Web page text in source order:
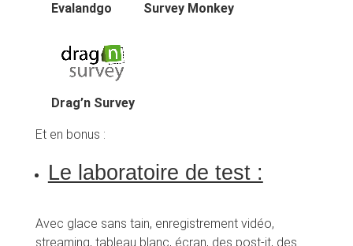
Evalandgo Survey Monkey
Drag’n Survey
Et en bonus :
Le laboratoire de test :
Avec glace sans tain, enregistrement vidéo,
streaming, tableau blanc, écran, des post-it, des